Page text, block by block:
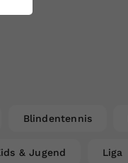
Blindentennis
& Jugend Liga